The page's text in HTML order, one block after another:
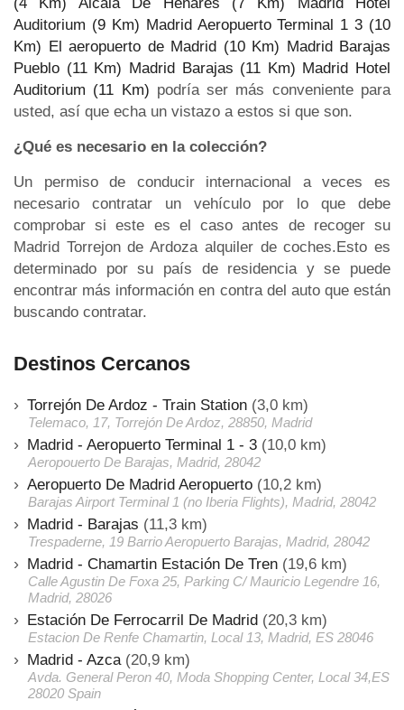
Auditorium (9 Km) Madrid Aeropuerto Terminal 1 3 (10
Km) El aeropuerto de Madrid (10 Km) Madrid Barajas
Pueblo (11 Km) Madrid Barajas (11 Km) Madrid Hotel
Auditorium (11 Km) podría ser más conveniente para
usted, así que echa un vistazo a estos si que son.
¿Qué es necesario en la colección?
Un permiso de conducir internacional a veces es
necesario contratar un vehículo por lo que debe
comprobar si este es el caso antes de recoger su
Madrid Torrejon de Ardoza alquiler de coches.Esto es
determinado por su país de residencia y se puede
encontrar más información en contra del auto que están
buscando contratar.
Destinos Cercanos
Torrejón De Ardoz - Train Station (3,0 km)
Telemaco, 17, Torrejón De Ardoz, 28850, Madrid
Madrid - Aeropuerto Terminal 1 - 3 (10,0 km)
Aeropouerto De Barajas, Madrid, 28042
Aeropuerto De Madrid Aeropuerto (10,2 km)
Barajas Airport Terminal 1 (no Iberia Flights), Madrid, 28042
Madrid - Barajas (11,3 km)
Trespaderne, 19 Barrio Aeropuerto Barajas, Madrid, 28042
Madrid - Chamartin Estación De Tren (19,6 km)
Calle Agustin De Foxa 25, Parking C/ Mauricio Legendre 16,
Madrid, 28026
Estación De Ferrocarril De Madrid (20,3 km)
Estacion De Renfe Chamartin, Local 13, Madrid, ES 28046
Madrid - Azca (20,9 km)
Avda. General Peron 40, Moda Shopping Center, Local 34,ES
28020 Spain